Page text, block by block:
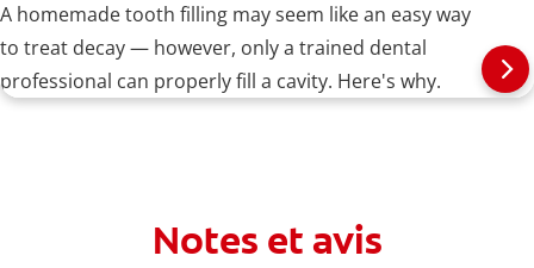
A homemade tooth filling may seem like an easy way
to treat decay — however, only a trained dental
professional can properly fill a cavity. Here's why.
Notes et avis